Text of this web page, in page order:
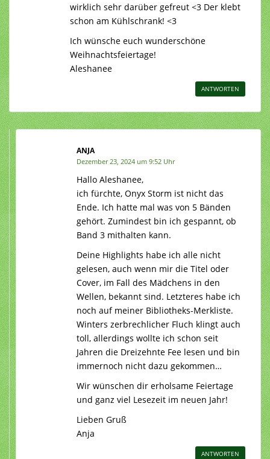
wirklich sehr darüber gefreut <3 Der klebt
schon am Kühlschrank! <3
Ich wünsche euch wunderschöne
Weihnachtsfeiertage!
Aleshanee
ANTWORTEN
ANJA
Dezember 23, 2024 um 9:52 Uhr
Hallo Aleshanee,
ich fürchte, Onyx Storm ist nicht das
Ende. Ich hatte mal was von 5 Bänden
gehört. Zumindest bin ich gespannt, ob
Band 3 mithalten kann.
Deine Highlights habe ich alle nicht
gelesen, auch wenn mir die Titel oder
Cover, im Fall des Mädchens in den
Wellen, bekannt sind. Letzteres habe ich
noch auf meiner Bibliotheks-Merkliste.
Winters zerbrechlicher Fluch klingt auch
toll, allerdings wollte ich schon seit
Jahren die Dreizehnte Fee lesen und bin
immernoch nicht dazu gekommen…
Wir wünschen dir erholsame Feiertage
und ganz viel Lesezeit im neuen Jahr!
Lieben Gruß
Anja
ANTWORTEN